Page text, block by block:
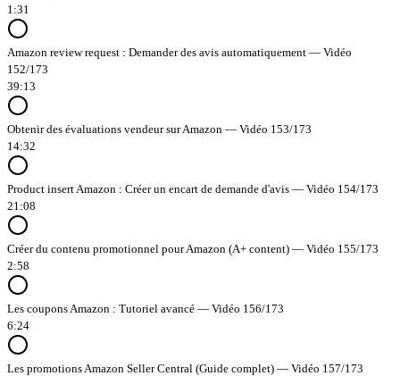
1:31
Amazon review request : Demander des avis automatiquement — Vidéo
152/173
39:13
Obtenir des évaluations vendeur sur Amazon — Vidéo 153/173
14:32
Product insert Amazon : Créer un encart de demande d'avis — Vidéo 154/173
21:08
Créer du contenu promotionnel pour Amazon (A+ content) — Vidéo 155/173
2:58
Les coupons Amazon : Tutoriel avancé — Vidéo 156/173
6:24
Les promotions Amazon Seller Central (Guide complet) — Vidéo 157/173